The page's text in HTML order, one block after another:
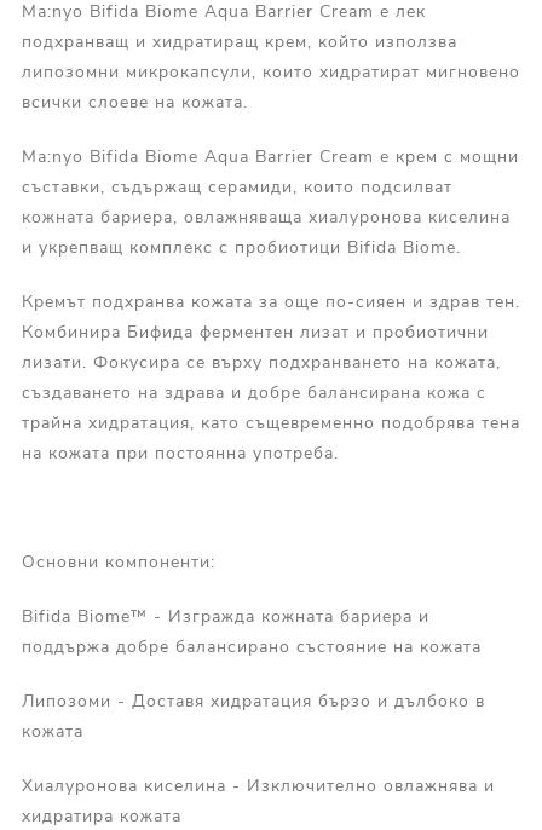
Ma:nyo Bifida Biome Aqua Barrier Cream е лек
подхранващ и хидратиращ крем, който използва
липозомни микрокапсули, които хидратират мигновено
всички слоеве на кожата.
Ma:nyo Bifida Biome Aqua Barrier Cream е крем с мощни
съставки, съдържащ серамиди, които подсилват
кожната бариера, овлажняваща хиалуронова киселина
и укрепващ комплекс с пробиотици Bifida Biome.
Кремът подхранва кожата за още по-сияен и здрав тен.
Комбинира Бифида ферментен лизат и пробиотични
лизати. Фокусира се върху подхранването на кожата,
създаването на здрава и добре балансирана кожа с
трайна хидратация, като същевременно подобрява тена
на кожата при постоянна употреба.
Основни компоненти:
Bifida Biome™ - Изгражда кожната бариера и
поддържа добре балансирано състояние на кожата
Липозоми - Доставя хидратация бързо и дълбоко в
кожата
Хиалуронова киселина - Изключително овлажнява и
хидратира кожата